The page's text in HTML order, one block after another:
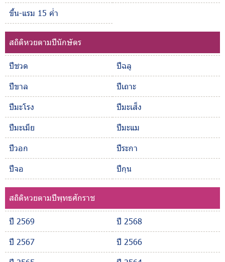
ขึ้น-แรม 15 ค่ำ
สถิติหวยตามปีนักษัตร
ปีชวด
ปีฉลู
ปีขาล
ปีเถาะ
ปีมะโรง
ปีมะเส็ง
ปีมะเมีย
ปีมะแม
ปีวอก
ปีระกา
ปีจอ
ปีกุน
สถิติหวยตามปีพุทธศักราช
ปี 2569
ปี 2568
ปี 2567
ปี 2566